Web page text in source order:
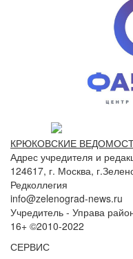
КРЮКОВСКИЕ
Адрес учредителя и
124617, г. Москва,
Редколлегия
info@zelenograd-news.ru
Учредитель - Управа
16+ ©2010-2022
СЕРВИС